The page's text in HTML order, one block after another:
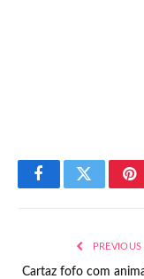
FacebookTwitter
Cartaz fofo com